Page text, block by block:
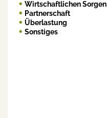
Wirtschaftlichen Sorgen
Partnerschaft
Überlastung
Sonstiges